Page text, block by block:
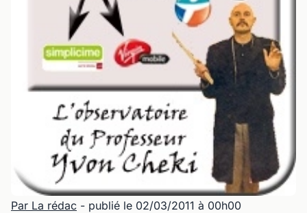
Par La rédac - publié le 02/03/2011 à 00h00